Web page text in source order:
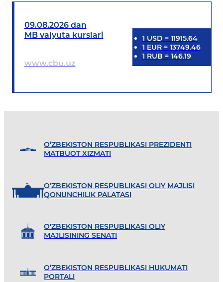
09.08.2026 dan
MB valyuta kurslari
www.cbu.uz
1 USD = 11915.64
1 EUR= 13749.46
1 RUB = 146.19
O’ZBEKISTON RESPUBLIKASI PREZIDENTI
MATBUOT XIZMATI
O’ZBEKISTON RESPUBLIKASI OLIY MAJLISI
QONUNCHILIK PALATASI
O'ZBEKISTON RESPUBLIKASI OLIY
MAJLISINING SENATI
O’ZBEKISTON RESPUBLIKASI HUKUMATI
PORTALI